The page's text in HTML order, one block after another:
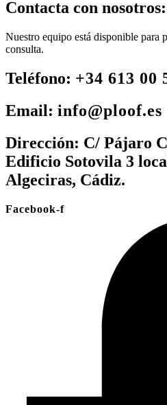
Contacta con nosotros:
Nuestro equipo está disponible para
consulta.
Teléfono: +34 613 00
Email: info@ploof.es
Dirección: C/ Pájaro
Edificio Sotovila 3
Algeciras, Cádiz.
Facebook-f